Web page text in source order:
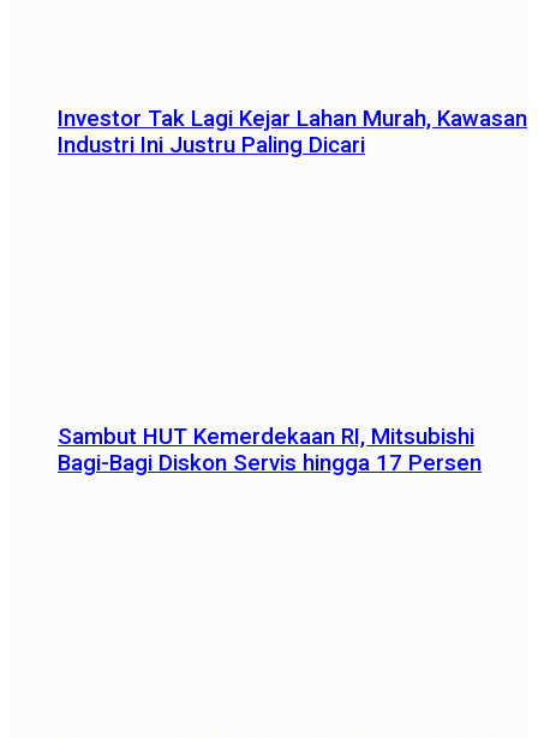
Investor Tak Lagi Kejar Lahan Murah, Kawasan
Industri Ini Justru Paling Dicari
Sambut HUT Kemerdekaan RI, Mitsubishi
Bagi-Bagi Diskon Servis hingga 17 Persen